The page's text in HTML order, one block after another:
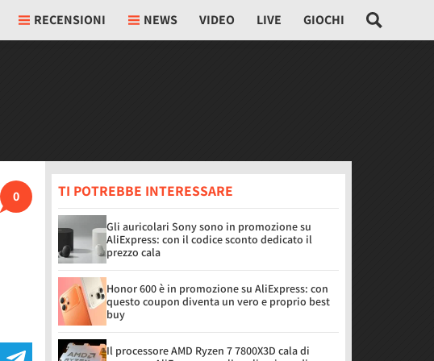
RECENSIONI NEWS VIDEO LIVE GIOCHI
0 TI POTREBBE INTERESSARE
Gli auricolari Sony sono in promozione su
AliExpress: con il codice sconto dedicato il
prezzo cala
Honor 600 è in promozione su AliExpress: con
questo coupon diventa un vero e proprio best
buy
Il processore AMD Ryzen 7 7800X3D cala di